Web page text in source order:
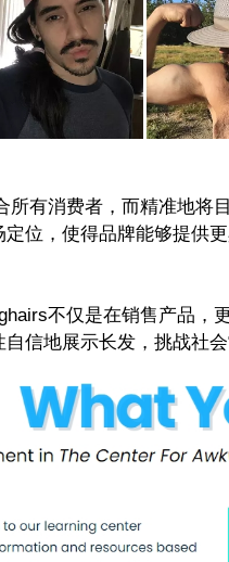
所有消费者，而精准地将
位，使得品牌能够提供
不仅是在销售产品，
信地展示长发，挑战社会